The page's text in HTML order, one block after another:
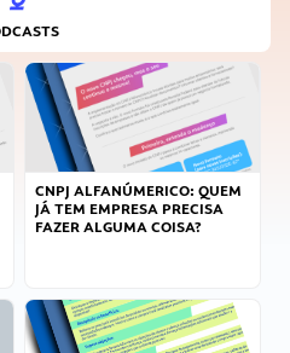
CNPJ ALFANÚMERICO: QUEM
JÁ TEM EMPRESA PRECISA
FAZER ALGUMA COISA?